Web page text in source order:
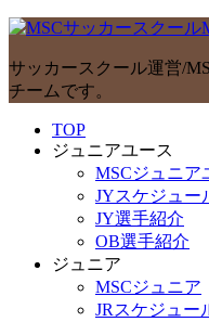
サッカースクール運営/
チームです。
TOP
ジュニアユース
MSCジュニア
JYスケジュー
JY選手紹介
OB選手紹介
ジュニア
MSCジュニア
JRスケジュー